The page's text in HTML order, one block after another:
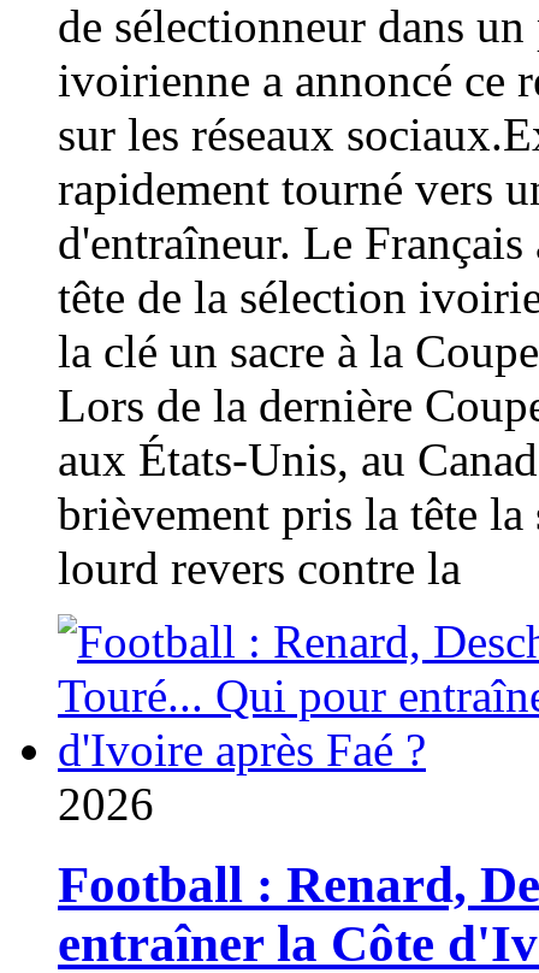
de sélectionneur dans
ivoirienne a annoncé ce
sur les réseaux
rapidement tourné vers
d'entraîneur. Le
tête de la sélection
la clé un sacre à la
Lors de la dernière
aux États-Unis, au
brièvement pris la tête
lourd revers contre la
2026
Football : Renard,
entraîner la Côte